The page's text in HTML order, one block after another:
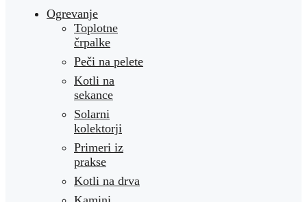
Ogrevanje
Toplotne
črpalke
Peči na pelete
Kotli na
sekance
Solarni
kolektorji
Primeri iz
prakse
Kotli na drva